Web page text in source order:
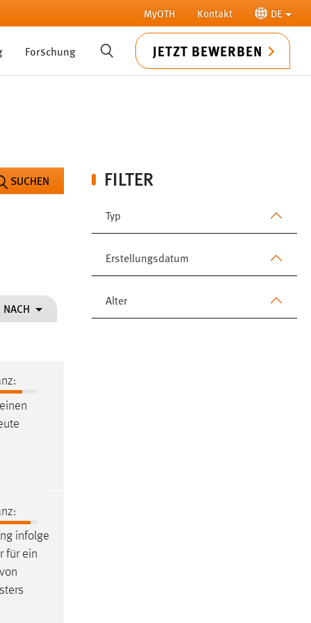
MyOTH Kontakt DE
Forschung SUCHE JETZT BEWERBEN
FILTER
Typ
Erstellungsdatum
Alter
SUCHEN
NACH
einen
infolge
für ein